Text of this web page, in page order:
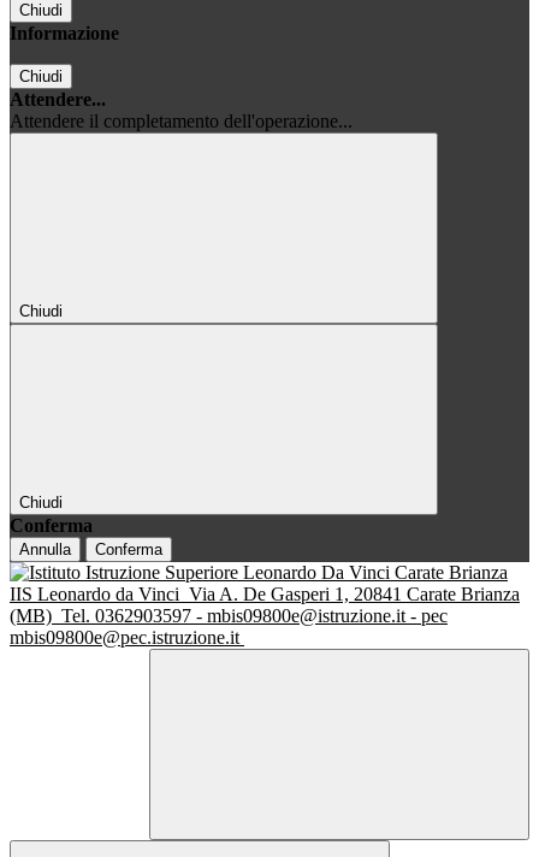
Chiudi
Informazione
Chiudi
Attendere...
Attendere il completamento dell'operazione...
Chiudi
Chiudi
Conferma
Annulla Conferma
IIS Leonardo da Vinci Via A. De Gasperi 1, 20841 Carate Brianza
(MB) Tel. 0362903597 - mbis09800e@istruzione.it - pec
mbis09800e@pec.istruzione.it